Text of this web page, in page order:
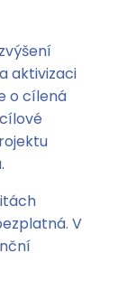
aktivizaci
o cílená
V